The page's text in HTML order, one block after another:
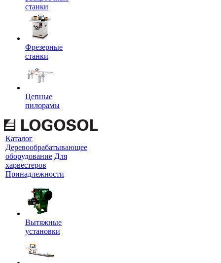
станки
Фрезерные
станки
Цепные
пилорамы
Каталог
Деревообрабатывающее
оборудование Для
харвестеров
Принадлежности
Вытяжные
установки